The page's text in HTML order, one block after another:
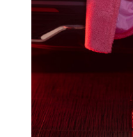
Aide
Guides
Paiement